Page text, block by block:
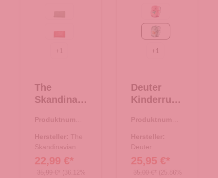
+ 1
The
Skandinavi
Damen
Geldbörse
Leder -
Cognac
Produktnumme
Hersteller: The
Skandinavian
Brand
22,99 €*
35,99 €* (36.12%
blossom-dahlia
spearmint-seagreen
+ 1
Deuter
Kinderruck
spearmint-
seagreen
Produktnumme
Hersteller:
Deuter
25,95 €*
35,00 €* (25.86%